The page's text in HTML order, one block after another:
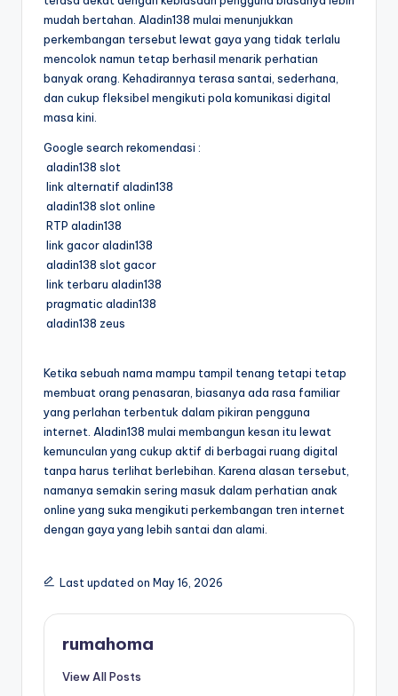
mudah bertahan. Aladin138 mulai menunjukkan
perkembangan tersebut lewat gaya yang tidak terlalu
mencolok namun tetap berhasil menarik perhatian
banyak orang. Kehadirannya terasa santai, sederhana,
dan cukup fleksibel mengikuti pola komunikasi digital
masa kini.
Google search rekomendasi :
aladin138 slot
link alternatif aladin138
aladin138 slot online
RTP aladin138
link gacor aladin138
aladin138 slot gacor
link terbaru aladin138
pragmatic aladin138
aladin138 zeus
Ketika sebuah nama mampu tampil tenang tetapi tetap
membuat orang penasaran, biasanya ada rasa familiar
yang perlahan terbentuk dalam pikiran pengguna
internet. Aladin138 mulai membangun kesan itu lewat
kemunculan yang cukup aktif di berbagai ruang digital
tanpa harus terlihat berlebihan. Karena alasan tersebut,
namanya semakin sering masuk dalam perhatian anak
online yang suka mengikuti perkembangan tren internet
dengan gaya yang lebih santai dan alami.
Last updated on May 16, 2026
rumahoma
View All Posts